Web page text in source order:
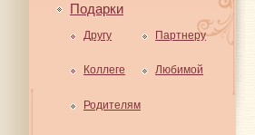
Подарки
Другу Партнеру
Коллеге Любимой
Родителям